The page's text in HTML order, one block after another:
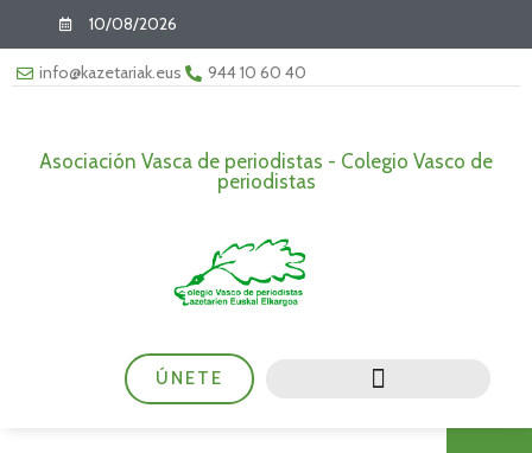
10/08/2026
info@kazetariak.eus 944 10 60 40
Asociación Vasca de periodistas - Colegio Vasco de
periodistas
ÚNETE